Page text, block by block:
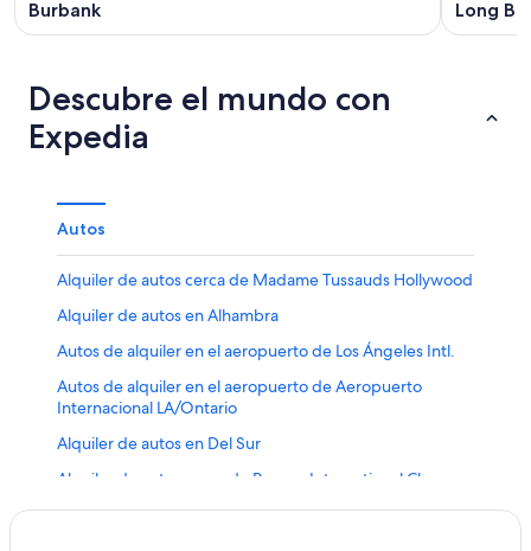
Burbank Long
Descubre el mundo con
Expedia
Autos
Alquiler de autos cerca de Madame Tussauds Hollywood
Alquiler de autos en Alhambra
Autos de alquiler en el aeropuerto de Los Ángeles Intl.
Autos de alquiler en el aeropuerto de Aeropuerto
Internacional LA/Ontario
Alquiler de autos en Del Sur
Alquiler de autos cerca de Parque International Chess
Alquiler de autos en Anaheim